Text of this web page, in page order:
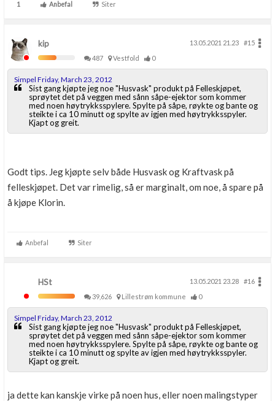
1 Anbefal Siter
kip 13.05.2021 21.23
#15
487
Vestfold 0
Simpel Friday, March 23, 2012
Sist gang kjøpte jeg noe "Husvask" produkt på Felleskjøpet,
sprøytet det på veggen med sånn såpe-ejektor som kommer
med noen høytrykksspylere. Spylte på såpe, røykte og bante og
steikte i ca 10 minutt og spylte av igjen med høytrykksspyler.
Kjapt og greit.
Godt tips. Jeg kjøpte selv både Husvask og Kraftvask på
felleskjøpet. Det var rimelig, så er marginalt, om noe, å spare på
å kjøpe Klorin.
Anbefal Siter
HSt 13.05.2021 23.28
#16
39,626
Lillestrøm kommune 0
Simpel Friday, March 23, 2012
Sist gang kjøpte jeg noe "Husvask" produkt på Felleskjøpet,
sprøytet det på veggen med sånn såpe-ejektor som kommer
med noen høytrykksspylere. Spylte på såpe, røykte og bante og
steikte i ca 10 minutt og spylte av igjen med høytrykksspyler.
Kjapt og greit.
ja dette kan kanskje virke på noen hus, eller noen malingstyper